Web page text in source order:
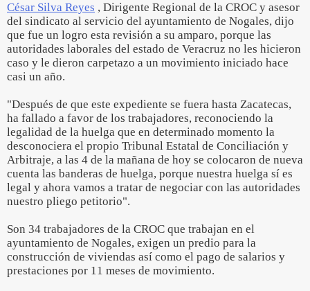
César Silva Reyes , Dirigente Regional de la CROC y asesor
del sindicato al servicio del ayuntamiento de Nogales, dijo
que fue un logro esta revisión a su amparo, porque las
autoridades laborales del estado de Veracruz no les hicieron
caso y le dieron carpetazo a un movimiento iniciado hace
casi un año.
"Después de que este expediente se fuera hasta Zacatecas,
ha fallado a favor de los trabajadores, reconociendo la
legalidad de la huelga que en determinado momento la
desconociera el propio Tribunal Estatal de Conciliación y
Arbitraje, a las 4 de la mañana de hoy se colocaron de nueva
cuenta las banderas de huelga, porque nuestra huelga sí es
legal y ahora vamos a tratar de negociar con las autoridades
nuestro pliego petitorio".
Son 34 trabajadores de la CROC que trabajan en el
ayuntamiento de Nogales, exigen un predio para la
construcción de viviendas así como el pago de salarios y
prestaciones por 11 meses de movimiento.